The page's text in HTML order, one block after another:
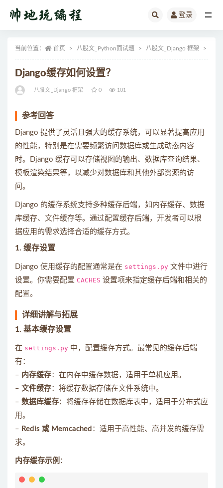
登录
当前位置： 首页 八股文_Python面试题 八股文_Django 框架
Django缓存如何设置？
八股文_Django 框架 0 101
参考回答
Django 提供了灵活且强大的缓存系统，可以显著提高应用
的性能，特别是在需要频繁访问数据库或生成动态内容
时。Django 缓存可以存储视图的输出、数据库查询结果、
模板渲染结果等，以减少对数据库和其他外部资源的访
问。
Django 的缓存系统支持多种缓存后端，如内存缓存、数据
库缓存、文件缓存等。通过配置缓存后端，开发者可以根
据应用的需求选择合适的缓存方式。
1. 缓存设置
Django 使用缓存的配置通常是在 settings.py 文件中进行
设置。你需要配置 CACHES 设置项来指定缓存后端和相关的
配置。
详细讲解与拓展
1. 基本缓存设置
在 settings.py 中，配置缓存方式。最常见的缓存后端
有：
– 内存缓存：在内存中缓存数据，适用于单机应用。
– 文件缓存：将缓存数据存储在文件系统中。
– 数据库缓存：将缓存存储在数据库表中，适用于分布式应
用。
– Redis 或 Memcached ：适用于高性能、高并发的缓存需
求。
内存缓存示例 ：